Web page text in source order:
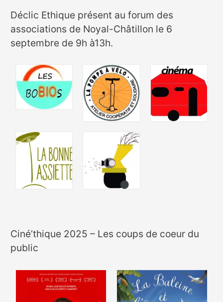
Déclic Ethique présent au forum des
associations de Noyal-Châtillon le 6
septembre de 9h à13h.
Ciné’thique 2025 – Les coups de coeur du
public